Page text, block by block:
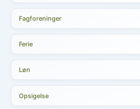
Fagforeninger
Ferie
Løn
Opsigelse